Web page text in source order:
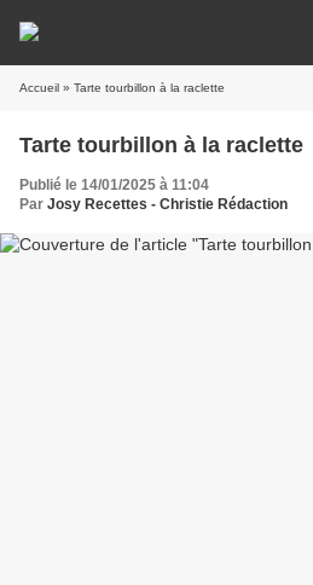
Accueil » Tarte tourbillon à la raclette
Tarte tourbillon à la raclette
Publié le 14/01/2025 à 11:04
Par Josy Recettes - Christie Rédaction